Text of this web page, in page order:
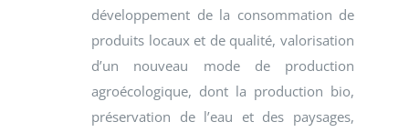
développement de la consommation de
produits locaux et de qualité, valorisation
d’un nouveau mode de production
agroécologique, dont la production bio,
préservation de l’eau et des paysages,